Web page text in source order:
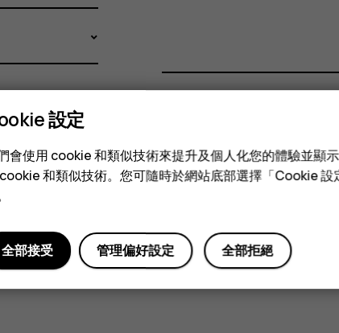
是 否
設定
會使用 cookie 和類似技術來提升及個人化您的體驗並顯
和類似技術。您可隨時於網站底部選擇「Cookie
全部拒絕
管理偏好設定
全部接受